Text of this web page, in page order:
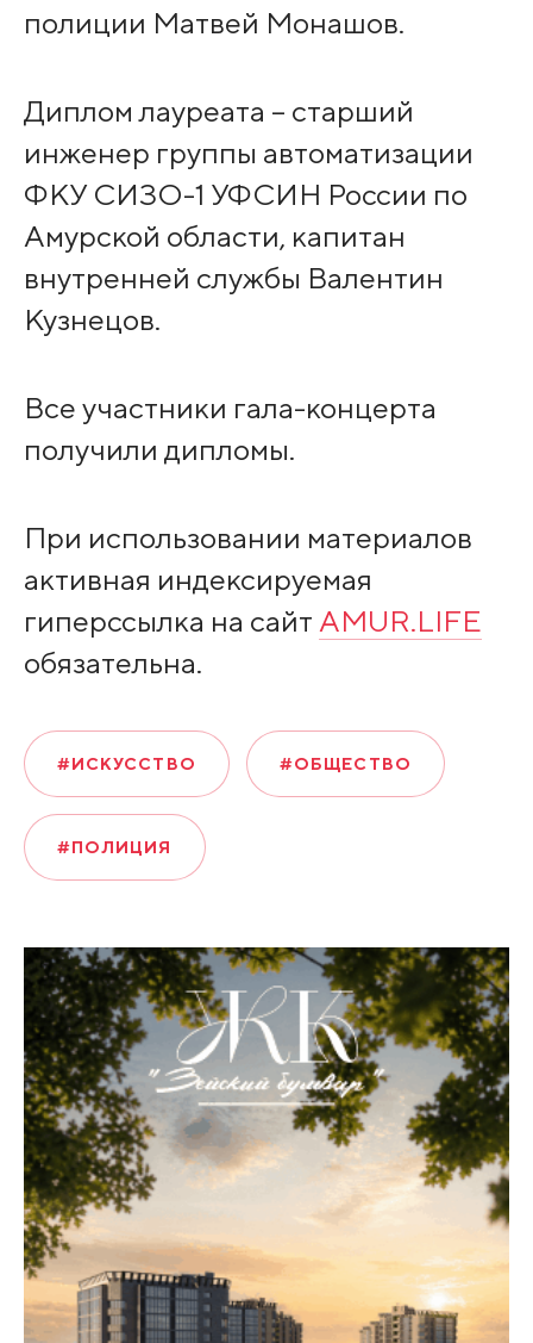
полиции Матвей Монашов.
Диплом лауреата – старший
инженер группы автоматизации
ФКУ СИЗО-1 УФСИН России по
Амурской области, капитан
внутренней службы Валентин
Кузнецов.
Все участники гала-концерта
получили дипломы.
При использовании материалов
активная индексируемая
гиперссылка на сайт AMUR.LIFE
обязательна.
#ИСКУССТВО #ОБЩЕСТВО
#ПОЛИЦИЯ